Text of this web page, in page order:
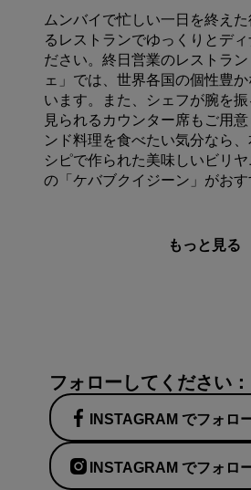
ムンバイで忙しい一日を終え
るレストランでゆっくりとデ
ださい。終日営業のレストラ
ェ」では、世界各国の個性豊
います。また、シェフが腕を
見られるカウンター席もご用
ンド料理を食べたい気分なら
シピで作られた美味しいビリ
の「ケバブクイジーン」がおす
もっと見る
フォローしてください：
INSTAGRAM でフォロ
INSTAGRAM でフォロ